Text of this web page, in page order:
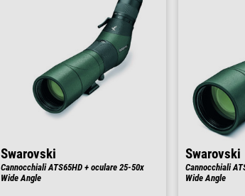
Swarovski
Cannocchiali ATS65HD + oculare 25-50x
Wide Angle
Swarovski
Cannocchiali
Wide Angle